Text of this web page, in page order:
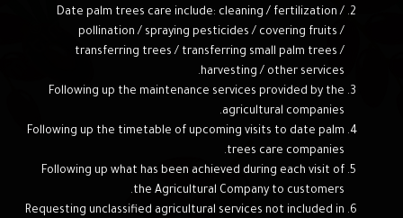
Date palm trees care include: cleaning / fertilization /
pollination / spraying pesticides / covering fruits /
transferring trees / transferring small palm trees /
harvesting / other services.
Following up the maintenance services provided by the
agricultural companies.
Following up the timetable of upcoming visits to date palm
trees care companies.
Following up what has been achieved during each visit of
the Agricultural Company to customers.
Requesting unclassified agricultural services not included in